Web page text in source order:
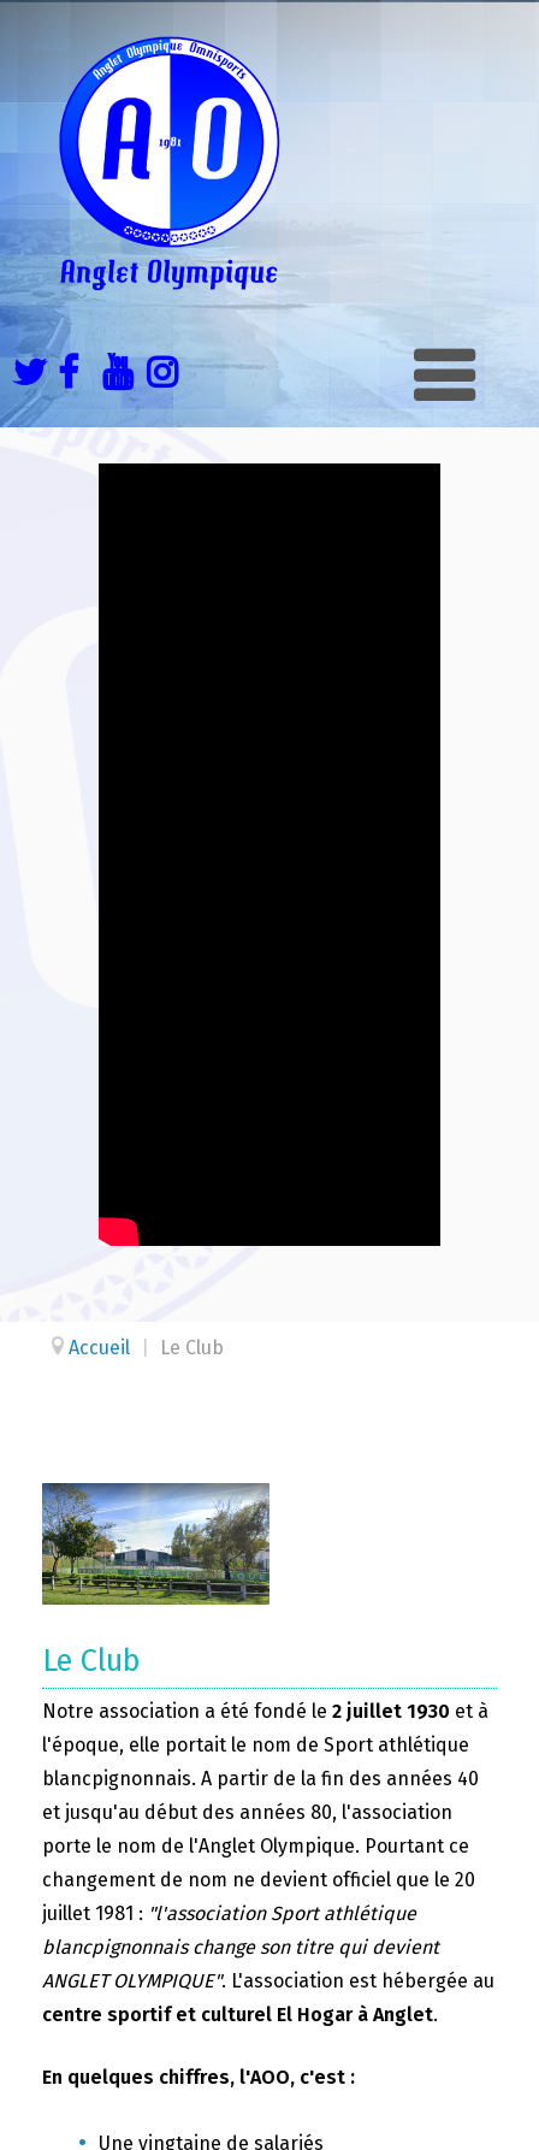
Accueil Le Club
Le Club
Notre association a été fondé le 2 juillet 1930 et à
l'époque, elle portait le nom de Sport athlétique
blancpignonnais. A partir de la fin des années 40
et jusqu'au début des années 80, l'association
porte le nom de l'Anglet Olympique. Pourtant ce
changement de nom ne devient officiel que le 20
juillet 1981 : "l'association Sport athlétique
blancpignonnais change son titre qui devient
ANGLET OLYMPIQUE". L'association est hébergée au
centre sportif et culturel El Hogar à Anglet.
En quelques chiffres, l'AOO, c'est :
Une vingtaine de salariés